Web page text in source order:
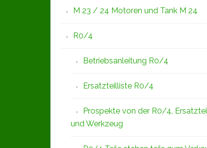
M 23 / 24 Motoren und Tank M 24
R0/4
Betriebsanleitung R0/4
Ersatzteilliste R0/4
Prospekte von der R0/4,
und Werkzeug